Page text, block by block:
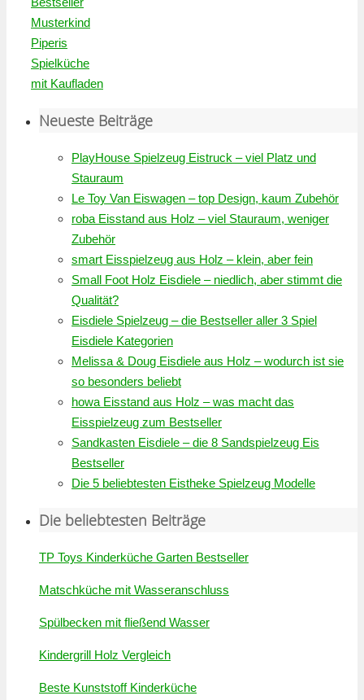
Musterkind
Piperis
Spielküche
mit Kaufladen
Neueste Beiträge
PlayHouse Spielzeug Eistruck – viel Platz und
Stauraum
Le Toy Van Eiswagen – top Design, kaum Zubehör
roba Eisstand aus Holz – viel Stauraum, weniger
Zubehör
smart Eisspielzeug aus Holz – klein, aber fein
Small Foot Holz Eisdiele – niedlich, aber stimmt die
Qualität?
Eisdiele Spielzeug – die Bestseller aller 3 Spiel
Eisdiele Kategorien
Melissa & Doug Eisdiele aus Holz – wodurch ist sie
so besonders beliebt
howa Eisstand aus Holz – was macht das
Eisspielzeug zum Bestseller
Sandkasten Eisdiele – die 8 Sandspielzeug Eis
Bestseller
Die 5 beliebtesten Eistheke Spielzeug Modelle
Die beliebtesten Beiträge
TP Toys Kinderküche Garten Bestseller
Matschküche mit Wasseranschluss
Spülbecken mit fließend Wasser
Kindergrill Holz Vergleich
Beste Kunststoff Kinderküche